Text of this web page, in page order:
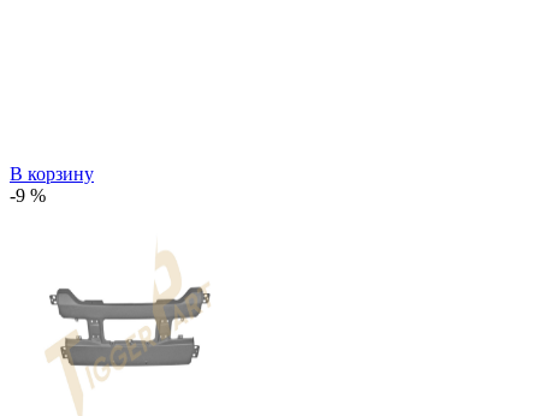
В корзину
-9 %